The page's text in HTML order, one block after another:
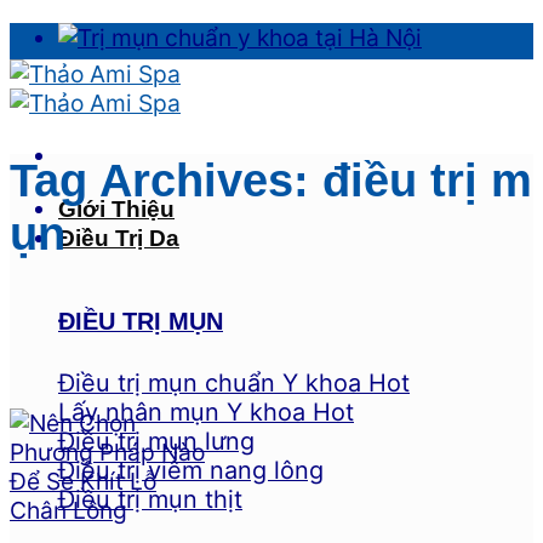
Skip
to
content
Giới Thiệu
Điều Trị Da
ĐIỀU TRỊ MỤN
Điều trị mụn chuẩn Y khoa
Lấy nhân mụn Y khoa
Điều trị mụn lưng
Điều trị viêm nang lông
Điều trị mụn thịt
Tag Archives: điều trị m
ụn